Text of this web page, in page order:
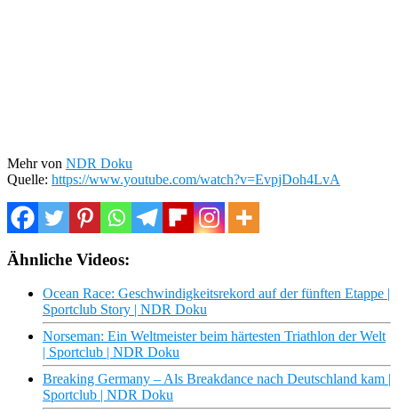
Mehr von NDR Doku
Quelle: https://www.youtube.com/watch?v=EvpjDoh4LvA
Ähnliche Videos:
Ocean Race: Geschwindigkeitsrekord auf der fünften Etappe |
Sportclub Story | NDR Doku
Norseman: Ein Weltmeister beim härtesten Triathlon der Welt
| Sportclub | NDR Doku
Breaking Germany – Als Breakdance nach Deutschland kam |
Sportclub | NDR Doku